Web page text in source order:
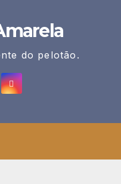
do pelotão.